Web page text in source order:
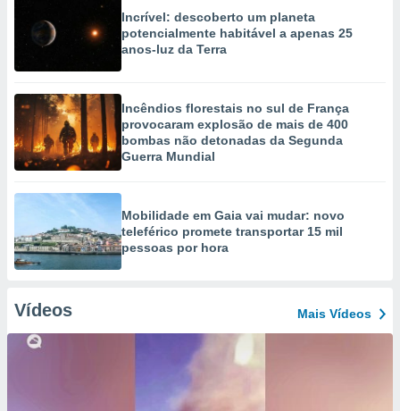
Incrível: descoberto um planeta
potencialmente habitável a apenas 25
anos-luz da Terra
Incêndios florestais no sul de França
provocaram explosão de mais de 400
bombas não detonadas da Segunda
Guerra Mundial
Mobilidade em Gaia vai mudar: novo
teleférico promete transportar 15 mil
pessoas por hora
Vídeos Mais Vídeos